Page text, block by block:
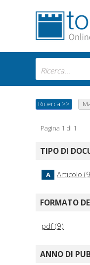
Ricerca >>
Pagina 1 di 1
TIPO DI
A Articolo
FORMATO
pdf (9)
ANNO DI